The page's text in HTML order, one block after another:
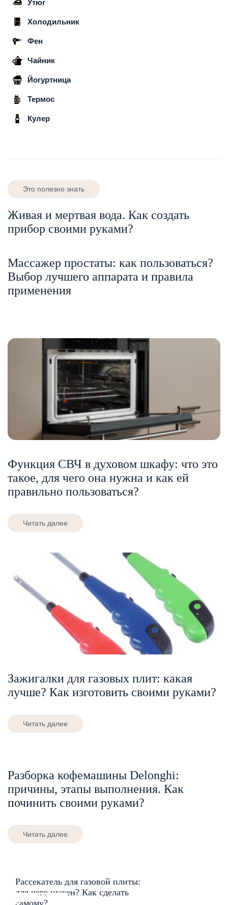
Утюг
Холодильник
Фен
Чайник
Йогуртница
Термос
Кулер
Это полезно знать
Живая и мертвая вода. Как создать
прибор своими руками?
Массажер простаты: как пользоваться?
Выбор лучшего аппарата и правила
применения
Функция СВЧ в духовом шкафу: что это
такое, для чего она нужна и как ей
правильно пользоваться?
Читать далее
Зажигалки для газовых плит: какая
лучше? Как изготовить своими руками?
Читать далее
Разборка кофемашины Delonghi:
причины, этапы выполнения. Как
починить своими руками?
Читать далее
Рассекатель для газовой плиты:
для чего нужен? Как сделать
самому?